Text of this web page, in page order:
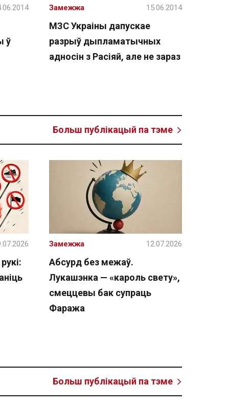
ў
МЗС Украіны дапускае
разрыў дыпламатычных
адносін з Расіяй, але не зараз
Замежжа 15.06.2014
Больш публікацый па тэме
Абсурд без межаў.
Лукашэнка — «кароль свету»,
смеццевы бак супраць
Фаража
Замежжа 12.07.2026
Больш публікацый па тэме